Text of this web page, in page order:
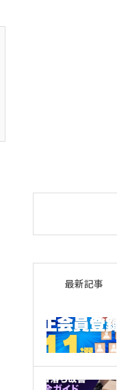
対
最新記事